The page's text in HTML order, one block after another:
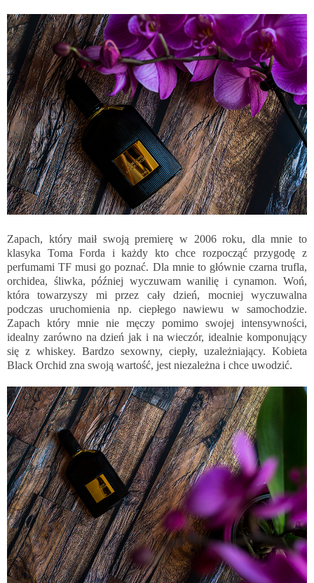
Zapach, który maił swoją premierę w 2006 roku, dla mnie to
klasyka Toma Forda i każdy kto chce rozpocząć przygodę z
perfumami TF musi go poznać. Dla mnie to głównie czarna trufla,
orchidea, śliwka, później wyczuwam wanilię i cynamon. Woń,
która towarzyszy mi przez cały dzień, mocniej wyczuwalna
podczas uruchomienia np. ciepłego nawiewu w samochodzie.
Zapach który mnie nie męczy pomimo swojej intensywności,
idealny zarówno na dzień jak i na wieczór, idealnie komponujący
się z whiskey. Bardzo sexowny, ciepły, uzależniający. Kobieta
Black Orchid zna swoją wartość, jest niezależna i chce uwodzić.